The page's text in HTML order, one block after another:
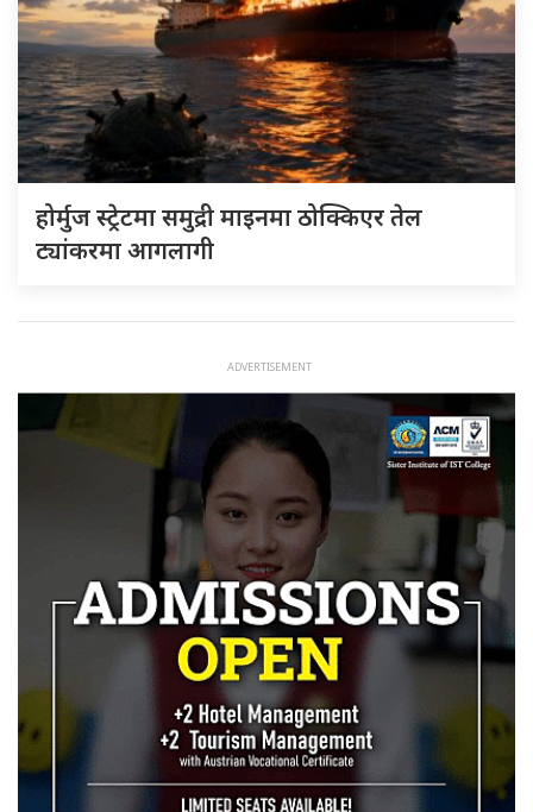
होर्मुज स्ट्रेटमा समुद्री माइनमा ठोक्किएर तेल
ट्यांकरमा आगलागी